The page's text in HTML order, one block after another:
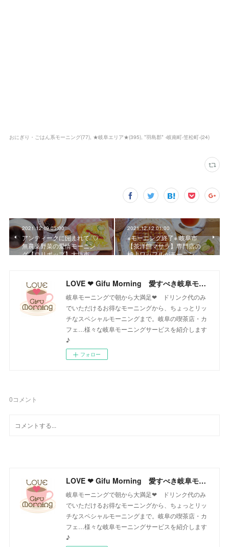
おにぎり・ごはん系モーニング(77) ★岐阜エリア★(395) *羽島郡* -岐南町-笠松町-(24)
2021.12.19 01:00
アンティークに囲まれて‥♡
無農薬野菜の愛情モーニン
グ【ロリポップ】大垣市…
2021.12.12 01:00
※モーニング終了※ 岐阜市
【茶洋館マサラ】専門店の
極上ワッフルがモーニン…
LOVE ❤ Gifu Morning 愛すべき岐阜モーニング♪
岐阜モーニングで朝から大満足❤ ドリンク代のみ
でいただけるお得なモーニングから、ちょっとリッ
チなスペシャルモーニングまで。岐阜の喫茶店・カ
フェ…様々な岐阜モーニングサービスを紹介します
♪
フォロー
0コメント
LOVE ❤ Gifu Morning 愛すべき岐阜モーニング♪
岐阜モーニングで朝から大満足❤ ドリンク代のみ
でいただけるお得なモーニングから、ちょっとリッ
チなスペシャルモーニングまで。岐阜の喫茶店・カ
フェ…様々な岐阜モーニングサービスを紹介します
♪